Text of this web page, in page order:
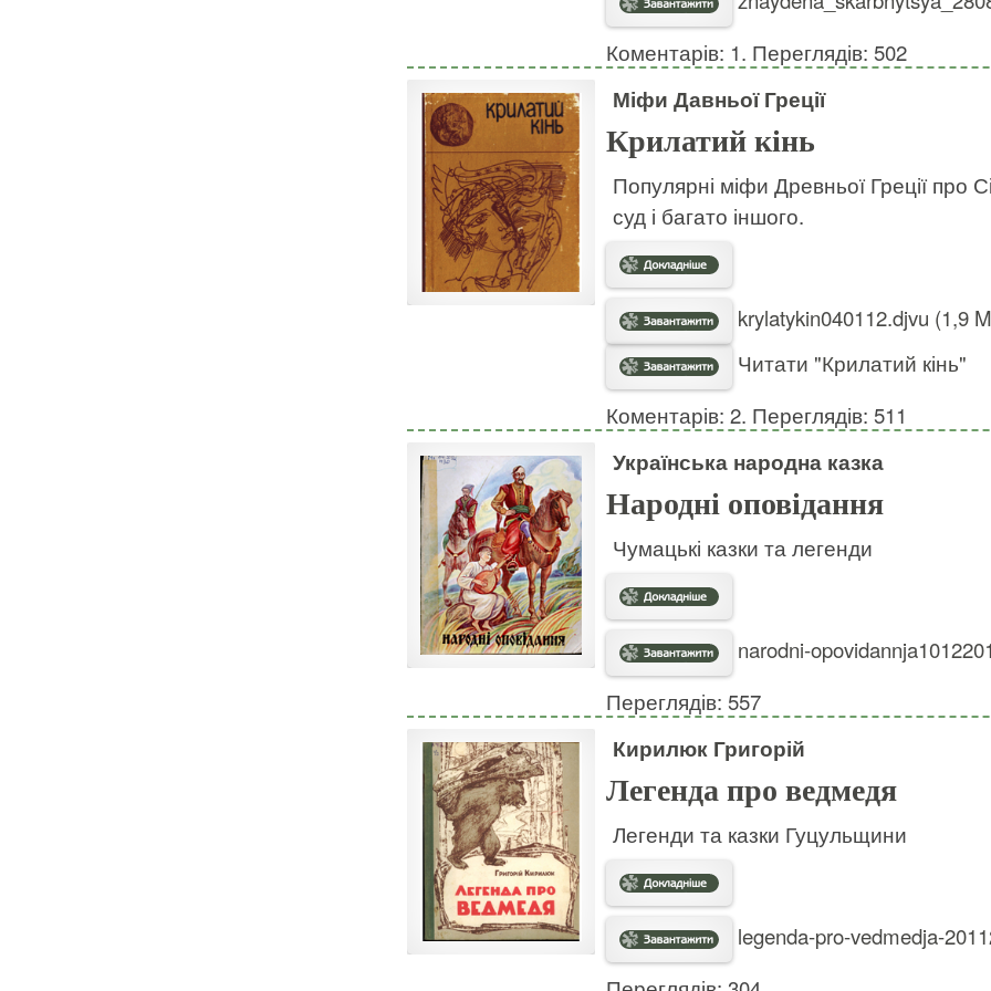
Коментарів: 1. Переглядів: 502
Міфи Давньої Греції
Крилатий кінь
Популярні міфи Древньої Греції про
суд і багато іншого.
krylatykin040112.djvu (1,9
Читати "Крилатий кінь"
Коментарів: 2. Переглядів: 511
Українська народна казка
Народні оповідання
Чумацькі казки та легенди
narodni-
Переглядів: 557
Кирилюк Григорій
Легенда про ведмедя
Легенди та казки Гуцульщини
legenda-pro-vedmedja-